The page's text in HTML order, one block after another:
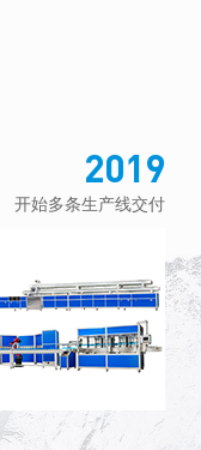
2019
开始多条生产线交付